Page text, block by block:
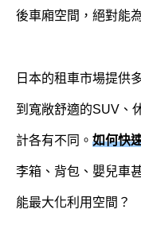
後車廂空間，絕對能
日本的租車市場提供
到寬敞舒適的SUV、
計各有不同。 如何快
李箱、背包、嬰兒車
能最大化利用空間？